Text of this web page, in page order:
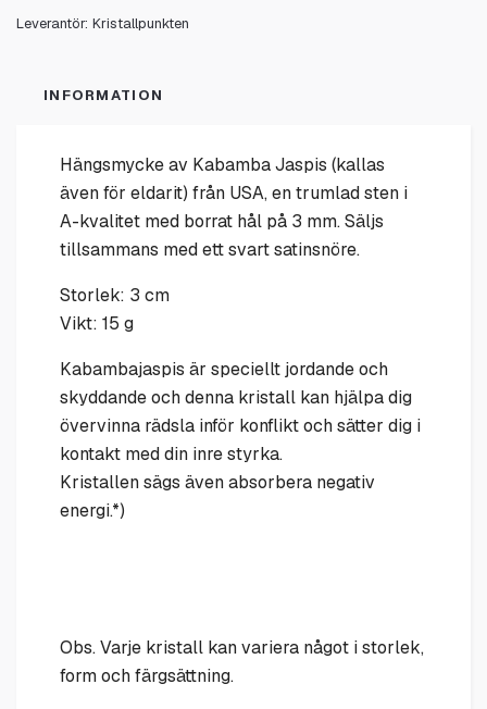
Leverantör: Kristallpunkten
INFORMATION
Hängsmycke av Kabamba Jaspis (kallas
även för eldarit) från USA, en trumlad sten i
A-kvalitet med borrat hål på 3 mm. Säljs
tillsammans med ett svart satinsnöre.
Storlek: 3 cm
Vikt: 15 g
Kabambajaspis är speciellt jordande och
skyddande och denna kristall kan hjälpa dig
övervinna rädsla inför konflikt och sätter dig i
kontakt med din inre styrka.
Kristallen sägs även absorbera negativ
energi.*)
Obs. Varje kristall kan variera något i storlek,
form och färgsättning.